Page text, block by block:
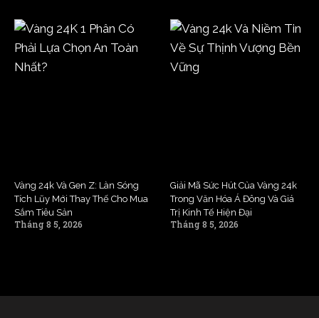
Vàng 24k Và Gen Z: Làn Sóng
Tích Lũy Mới Thay Thế Cho Mua
Sắm Tiêu Sản
Tháng 8 5, 2026
Giải Mã Sức Hút Của Vàng 24k
Trong Văn Hóa Á Đông Và Giá
Trị Kinh Tế Hiện Đại
Tháng 8 5, 2026